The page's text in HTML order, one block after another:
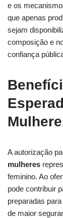
e os
que apenas
sejam
composição e
confiança
A autorização
mulheres
feminino. Ao
pode contribuir
preparadas
de maior